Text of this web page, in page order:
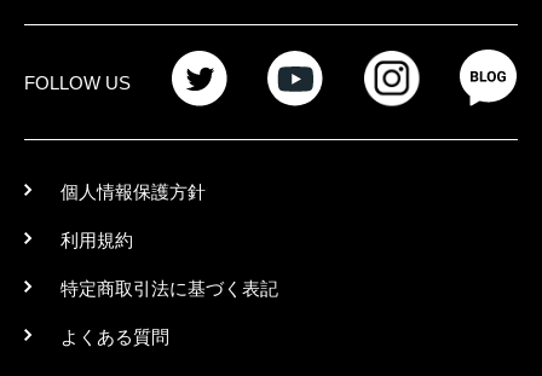
FOLLOW US
個人情報保護方針
利用規約
特定商取引法に基づく表記
よくある質問